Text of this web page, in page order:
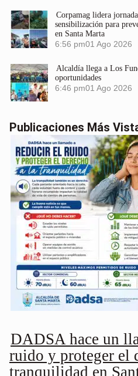
Corpamag lidera
sensibilización para
en Santa Marta
6:56 pm01 Ago 2026
Alcaldía llega a Los
oportunidades
6:46 pm01 Ago 2026
Publicaciones Más
DADSA hace un
ruido y proteger el
tranquilidad en